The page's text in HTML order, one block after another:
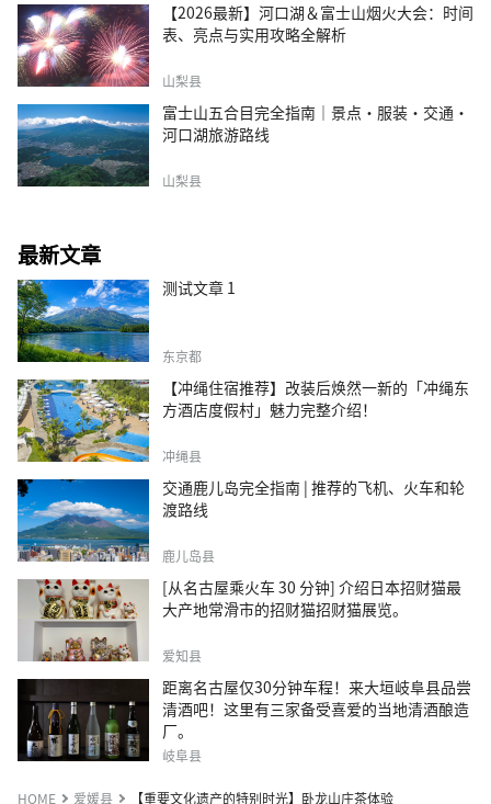
【2026最新】河口湖＆富士山烟火大会：时间
表、亮点与实用攻略全解析
山梨县
富士山五合目完全指南｜景点·服装·交通·
河口湖旅游路线
山梨县
最新文章
测试文章 1
东京都
【冲绳住宿推荐】改装后焕然一新的「冲绳东
方酒店度假村」魅力完整介绍！
冲绳县
交通鹿儿岛完全指南 | 推荐的飞机、火车和轮
渡路线
鹿儿岛县
[从名古屋乘火车 30 分钟] 介绍日本招财猫最
大产地常滑市的招财猫招财猫展览。
爱知县
距离名古屋仅30分钟车程！来大垣岐阜县品尝
清酒吧！这里有三家备受喜爱的当地清酒酿造
厂。
岐阜县
HOME 爱媛县 【重要文化遗产的特别时光】卧龙山庄茶体验